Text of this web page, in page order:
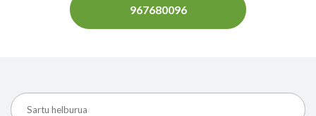
967680096